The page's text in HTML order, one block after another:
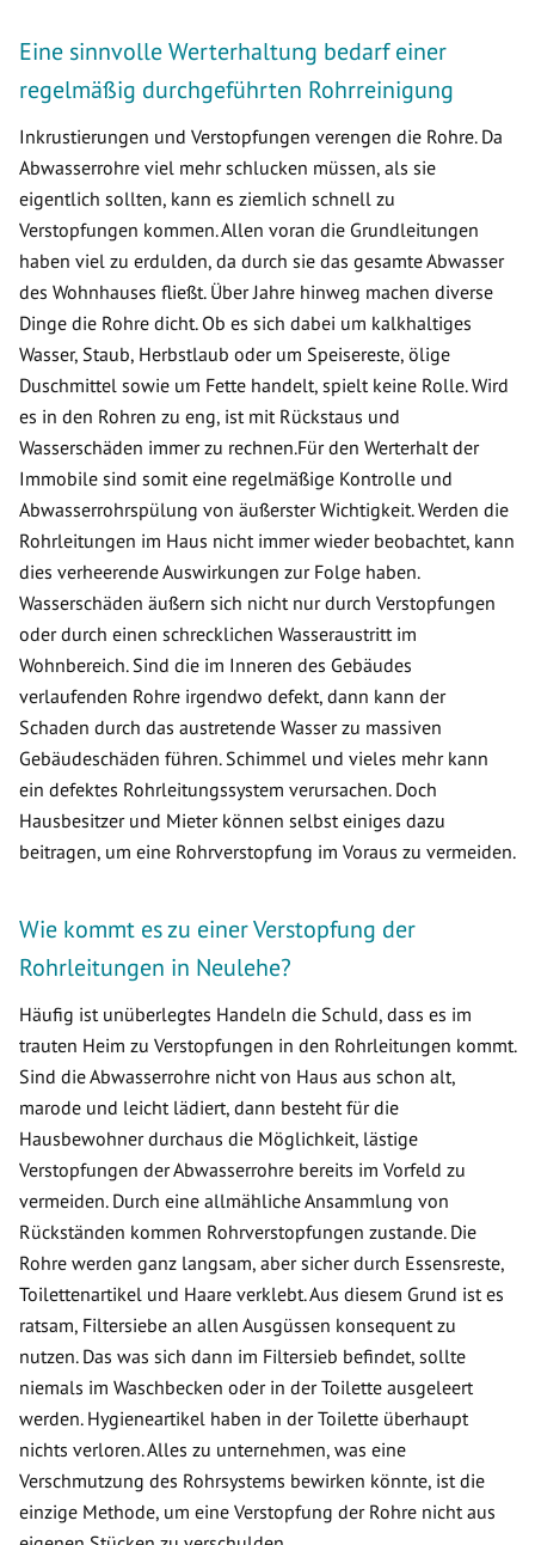
Eine sinnvolle Werterhaltung bedarf einer
regelmäßig durchgeführten Rohrreinigung
Inkrustierungen und Verstopfungen verengen die Rohre. Da
Abwasserrohre viel mehr schlucken müssen, als sie
eigentlich sollten, kann es ziemlich schnell zu
Verstopfungen kommen. Allen voran die Grundleitungen
haben viel zu erdulden, da durch sie das gesamte Abwasser
des Wohnhauses fließt. Über Jahre hinweg machen diverse
Dinge die Rohre dicht. Ob es sich dabei um kalkhaltiges
Wasser, Staub, Herbstlaub oder um Speisereste, ölige
Duschmittel sowie um Fette handelt, spielt keine Rolle. Wird
es in den Rohren zu eng, ist mit Rückstaus und
Wasserschäden immer zu rechnen.Für den Werterhalt der
Immobile sind somit eine regelmäßige Kontrolle und
Abwasserrohrspülung von äußerster Wichtigkeit. Werden die
Rohrleitungen im Haus nicht immer wieder beobachtet, kann
dies verheerende Auswirkungen zur Folge haben.
Wasserschäden äußern sich nicht nur durch Verstopfungen
oder durch einen schrecklichen Wasseraustritt im
Wohnbereich. Sind die im Inneren des Gebäudes
verlaufenden Rohre irgendwo defekt, dann kann der
Schaden durch das austretende Wasser zu massiven
Gebäudeschäden führen. Schimmel und vieles mehr kann
ein defektes Rohrleitungssystem verursachen. Doch
Hausbesitzer und Mieter können selbst einiges dazu
beitragen, um eine Rohrverstopfung im Voraus zu vermeiden.
Wie kommt es zu einer Verstopfung der
Rohrleitungen in Neulehe?
Häufig ist unüberlegtes Handeln die Schuld, dass es im
trauten Heim zu Verstopfungen in den Rohrleitungen kommt.
Sind die Abwasserrohre nicht von Haus aus schon alt,
marode und leicht lädiert, dann besteht für die
Hausbewohner durchaus die Möglichkeit, lästige
Verstopfungen der Abwasserrohre bereits im Vorfeld zu
vermeiden. Durch eine allmähliche Ansammlung von
Rückständen kommen Rohrverstopfungen zustande. Die
Rohre werden ganz langsam, aber sicher durch Essensreste,
Toilettenartikel und Haare verklebt. Aus diesem Grund ist es
ratsam, Filtersiebe an allen Ausgüssen konsequent zu
nutzen. Das was sich dann im Filtersieb befindet, sollte
niemals im Waschbecken oder in der Toilette ausgeleert
werden. Hygieneartikel haben in der Toilette überhaupt
nichts verloren. Alles zu unternehmen, was eine
Verschmutzung des Rohrsystems bewirken könnte, ist die
einzige Methode, um eine Verstopfung der Rohre nicht aus